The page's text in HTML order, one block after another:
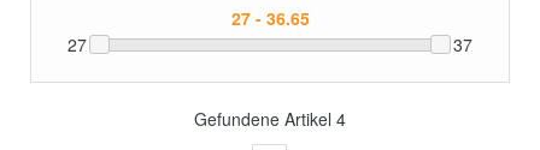
27 37
Gefundene Artikel 4